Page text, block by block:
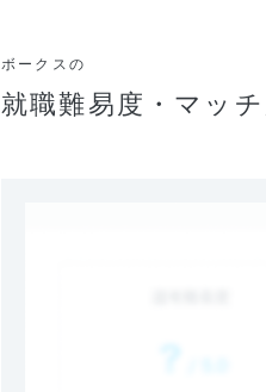
ボークスの
就職難易度・マッ